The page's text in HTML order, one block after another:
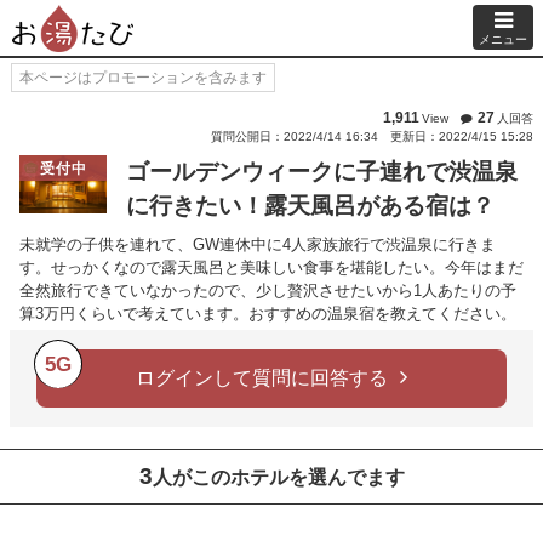
メニュー
本ページはプロモーションを含みます
1,911View 27 人回答
質問公開日：2022/4/14 16:34
更新日：2022/4/15 15:28
受付中
ゴールデンウィークに子連れで渋温泉
に行きたい！露天風呂がある宿は？
未就学の子供を連れて、GW連休中に4人家族旅行で渋温泉に行きま
す。せっかくなので露天風呂と美味しい食事を堪能したい。今年はまだ
全然旅行できていなかったので、少し贅沢させたいから1人あたりの予
算3万円くらいで考えています。おすすめの温泉宿を教えてください。
5G
ログインして質問に回答する
3 人がこのホテルを選んでます